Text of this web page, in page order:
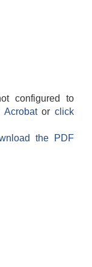
configured to
Acrobatorclick
the PDF